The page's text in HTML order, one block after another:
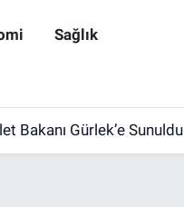
Sağlık
Bakanı Gürlek’e Sunuldu